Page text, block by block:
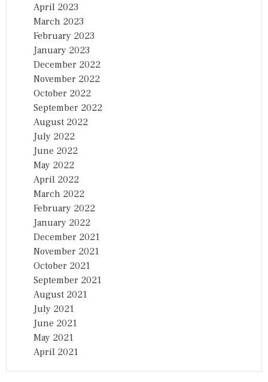
April 2023
March 2023
February 2023
January 2023
December 2022
November 2022
October 2022
September 2022
August 2022
July 2022
June 2022
May 2022
April 2022
March 2022
February 2022
January 2022
December 2021
November 2021
October 2021
September 2021
August 2021
July 2021
June 2021
May 2021
April 2021